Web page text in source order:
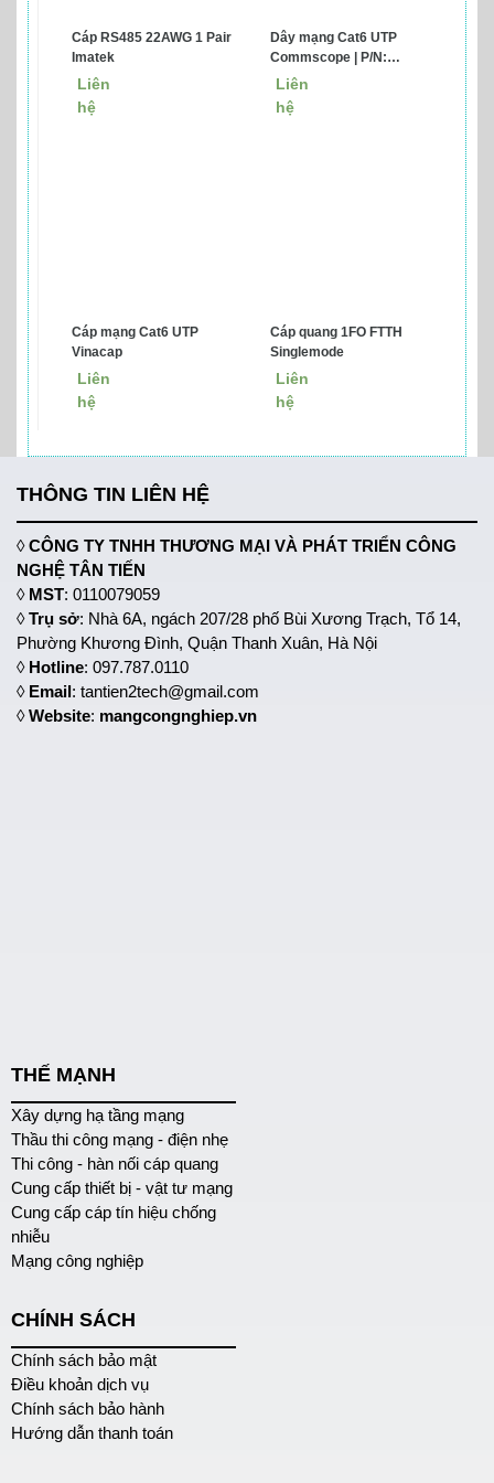
Cáp RS485 22AWG 1 Pair
Imatek
Liên
hệ
Dây mạng Cat6 UTP
Commscope | P/N:
1427254-6
Liên
hệ
Cáp mạng Cat6 UTP
Vinacap
Liên
hệ
Cáp quang 1FO FTTH
Singlemode
Liên
hệ
THÔNG TIN LIÊN HỆ
◊CÔNG TY TNHH THƯƠNG MẠI VÀ PHÁT TRIỂN CÔNG
NGHỆ TÂN TIẾN
◊ MST: 0110079059
◊Trụ sở: Nhà 6A, ngách 207/28 phố Bùi Xương Trạch, Tổ 14,
Phường Khương Đình, Quận Thanh Xuân, Hà Nội
◊ Hotline: 097.787.0110
◊ Email: tantien2tech@gmail.com
◊Website: mangcongnghiep.vn
THẾ MẠNH
Xây dựng hạ tầng mạng
Thầu thi công mạng - điện nhẹ
Thi công - hàn nối cáp quang
Cung cấp thiết bị - vật tư mạng
Cung cấp cáp tín hiệu chống
nhiễu
Mạng công nghiệp
CHÍNH SÁCH
Chính sách bảo mật
Điều khoản dịch vụ
Chính sách bảo hành
Hướng dẫn thanh toán